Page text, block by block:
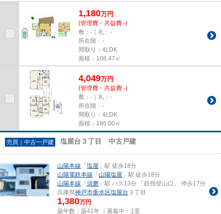
1,180万円
(管理費・共益費 -)
敷：-｜礼：-
所在階：-
間取り：4LDK
面積：108.47㎡
4,049万円
(管理費・共益費 -)
敷：-｜礼：-
所在階：-
間取り：4LDK
面積：186.00㎡
売買｜中古一戸建 塩屋台３丁目 中古戸建
山陽本線 「 塩屋 」駅 徒歩18分
山陽電鉄本線 「 山陽塩屋 」駅 徒歩18分
山陽本線 「 須磨 」駅 バス13分 「鉄拐登山口」 停歩17分
兵庫県神戸市垂水区塩屋台 ３丁目
1,380万円
築年数：築41年 ｜募集中： 1室